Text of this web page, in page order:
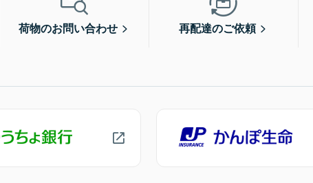
荷物のお問い合わせ 再配達のご依頼